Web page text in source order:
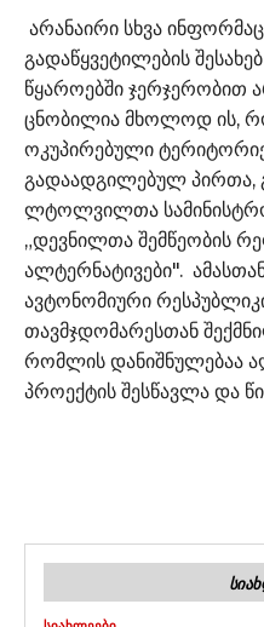
არანაირი სხვა
გადაწყვეტილების
წყაროებში ჯერჯერობით
ცნობილია მხოლოდ ის,
ოკუპირებული
გადაადგილებულ პირთა,
ლტოლვილთა
„დევნილთა შემწეობის
ალტერნატივები".
ავტონომიური
თავმჯდომარესთან
რომლის დანიშნულებაა
პროექტის შესწავლა და